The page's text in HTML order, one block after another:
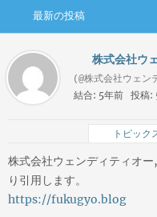
最新の投稿
株式会社ウ
(@株式会社ウェン
結合: 5年前 投稿:
トピック
株式会社ウェンディティオ
り引用します。
https://fukugyo.blog